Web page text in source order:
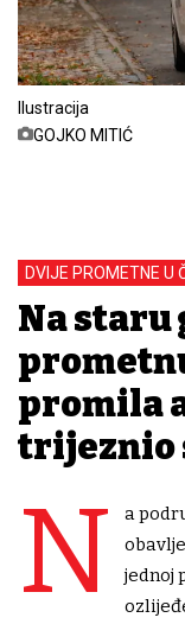
Ilustracija
GOJKO MITIĆ
DVIJE PROMETNE U
Na staru
promila
trijeznio
N
a
jednoj